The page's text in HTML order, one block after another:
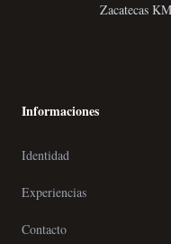
Zacatecas
Informaciones
Identidad
Experiencias
Contacto